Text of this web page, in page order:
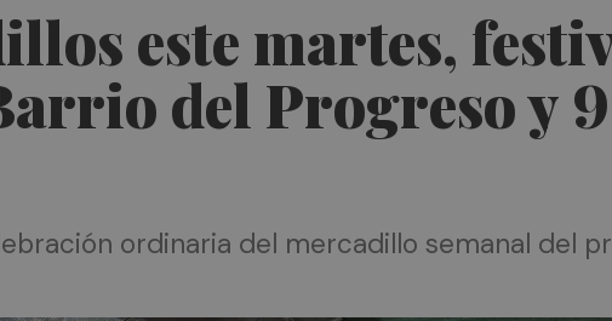
este martes,
del Progreso y
ordinaria del mercadillo semanal del